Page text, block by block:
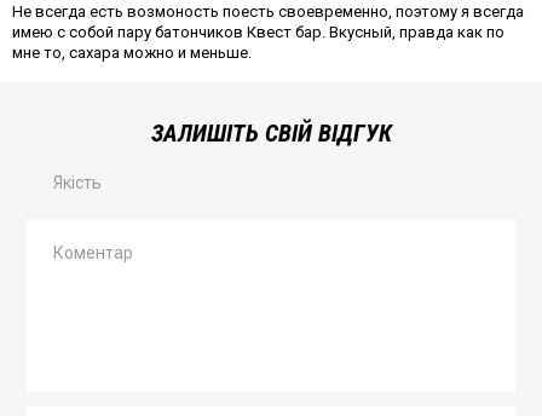
Не всегда есть возмоность поесть своевременно, поэтому я всегда
имею с собой пару батончиков Квест бар. Вкусный, правда как по
мне то, сахара можно и меньше.
ЗАЛИШІТЬ СВІЙ ВІДГУК
Якість